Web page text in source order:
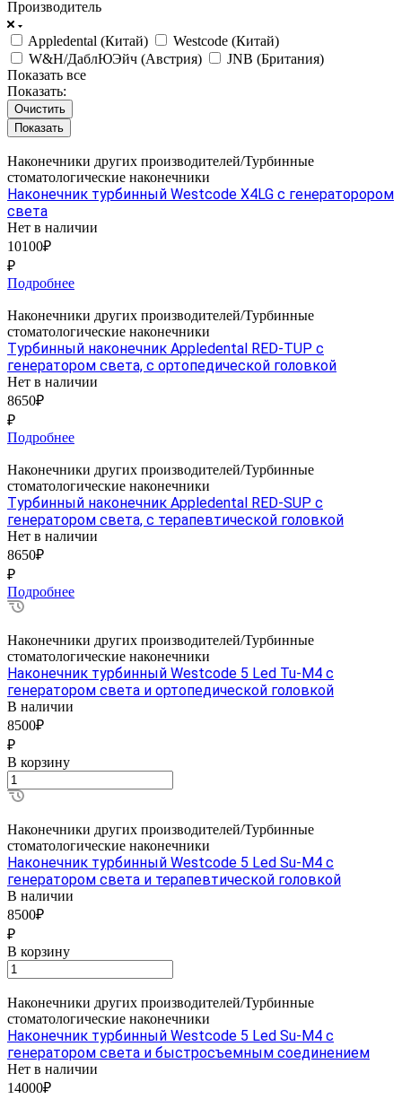
Производитель
Appledental (Китай)
Westcode (Китай)
W&H/ДаблЮЭйч (Австрия)
JNB (Британия)
Показать все
Показать:
Очистить
Наконечники других производителей/Турбинные
стоматологические наконечники
Наконечник турбинный Westcode X4LG с генераторором
света
Нет в наличии
10100₽
₽
Подробнее
Наконечники других производителей/Турбинные
стоматологические наконечники
Tурбинный наконечник Appledental RED-TUP с
генератором света, с ортопедической головкой
Нет в наличии
8650₽
₽
Подробнее
Наконечники других производителей/Турбинные
стоматологические наконечники
Tурбинный наконечник Appledental RED-SUP с
генератором света, с терапевтической головкой
Нет в наличии
8650₽
₽
Подробнее
Наконечники других производителей/Турбинные
стоматологические наконечники
Наконечник турбинный Westcode 5 Led Tu-M4 с
генератором света и ортопедической головкой
В наличии
8500₽
₽
В корзину
Наконечники других производителей/Турбинные
стоматологические наконечники
Наконечник турбинный Westcode 5 Led Su-M4 с
генератором света и терапевтической головкой
В наличии
8500₽
₽
В корзину
Наконечники других производителей/Турбинные
стоматологические наконечники
Наконечник турбинный Westcode 5 Led Su-M4 с
генератором света и быстросъемным соединением
Нет в наличии
14000₽